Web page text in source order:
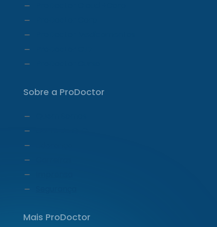
Sobre a ProDoctor
Mais ProDoctor